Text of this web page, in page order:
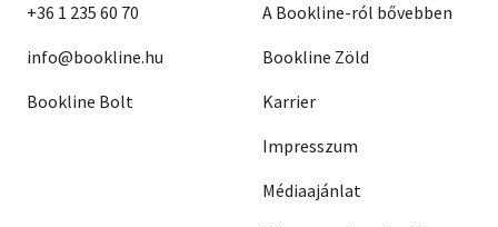
+36 1 235 60 70
info@bookline.hu
Bookline Bolt
A Bookline-ról bővebben
Bookline Zöld
Karrier
Impresszum
Médiaajánlat